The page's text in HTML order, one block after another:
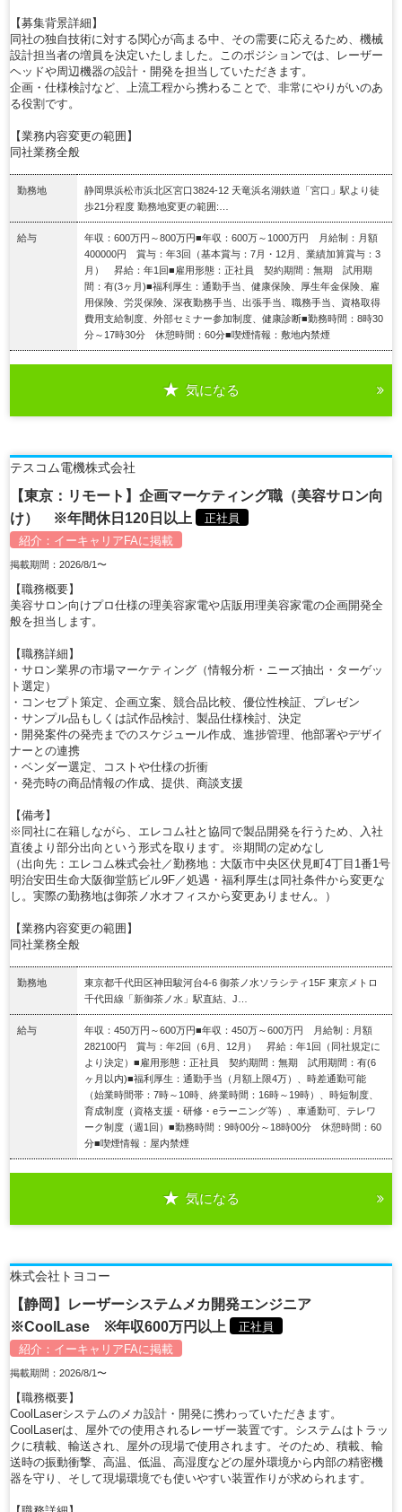
【募集背景詳細】
同社の独自技術に対する関心が高まる中、その需要に応えるため、機械
設計担当者の増員を決定いたしました。このポジションでは、レーザー
ヘッドや周辺機器の設計・開発を担当していただきます。
企画・仕様検討など、上流工程から携わることで、非常にやりがいのあ
る役割です。
【業務内容変更の範囲】
同社業務全般
勤務地
静岡県浜松市浜北区宮口3824-12 天竜浜名湖鉄道「宮口」駅より徒
歩21分程度 勤務地変更の範囲:…
給与
年収：600万円～800万円■年収：600万～1000万円 月給制：月額
400000円 賞与：年3回（基本賞与：7月・12月、業績加算賞与：3
月） 昇給：年1回■雇用形態：正社員 契約期間：無期 試用期
間：有(3ヶ月)■福利厚生：通勤手当、健康保険、厚生年金保険、雇
用保険、労災保険、深夜勤務手当、出張手当、職務手当、資格取得
費用支給制度、外部セミナー参加制度、健康診断■勤務時間：8時30
分～17時30分 休憩時間：60分■喫煙情報：敷地内禁煙
気になる
テスコム電機株式会社
【東京：リモート】企画マーケティング職（美容サロン向
け） ※年間休日120日以上
正社員
紹介： イーキャリアFAに掲載
掲載期間：2026/8/1〜
【職務概要】
美容サロン向けプロ仕様の理美容家電や店販用理美容家電の企画開発全
般を担当します。
【職務詳細】
・サロン業界の市場マーケティング（情報分析・ニーズ抽出・ターゲッ
ト選定）
・コンセプト策定、企画立案、競合品比較、優位性検証、プレゼン
・サンプル品もしくは試作品検討、製品仕様検討、決定
・開発案件の発売までのスケジュール作成、進捗管理、他部署やデザイ
ナーとの連携
・ベンダー選定、コストや仕様の折衝
・発売時の商品情報の作成、提供、商談支援
【備考】
※同社に在籍しながら、エレコム社と協同で製品開発を行うため、入社
直後より部分出向という形式を取ります。※期間の定めなし
（出向先：エレコム株式会社／勤務地：大阪市中央区伏見町4丁目1番1号
明治安田生命大阪御堂筋ビル9F／処遇・福利厚生は同社条件から変更な
し。実際の勤務地は御茶ノ水オフィスから変更ありません。）
【業務内容変更の範囲】
同社業務全般
勤務地
東京都千代田区神田駿河台4-6 御茶ノ水ソラシティ15F 東京メトロ
千代田線「新御茶ノ水」駅直結、J…
給与
年収：450万円～600万円■年収：450万～600万円 月給制：月額
282100円 賞与：年2回（6月、12月） 昇給：年1回（同社規定に
より決定）■雇用形態：正社員 契約期間：無期 試用期間：有(6
ヶ月以内)■福利厚生：通勤手当（月額上限4万）、時差通勤可能
（始業時間帯：7時～10時、終業時間：16時～19時）、時短制度、
育成制度（資格支援・研修・eラーニング等）、車通勤可、テレワ
ーク制度（週1回）■勤務時間：9時00分～18時00分 休憩時間：60
分■喫煙情報：屋内禁煙
気になる
株式会社トヨコー
【静岡】レーザーシステムメカ開発エンジニア
※CoolLase ※年収600万円以上
正社員
紹介： イーキャリアFAに掲載
掲載期間：2026/8/1〜
【職務概要】
CoolLaserシステムのメカ設計・開発に携わっていただきます。
CoolLaserは、屋外での使用されるレーザー装置です。システムはトラッ
クに積載、輸送され、屋外の現場で使用されます。そのため、積載、輸
送時の振動衝撃、高温、低温、高湿度などの屋外環境から内部の精密機
器を守り、そして現場環境でも使いやすい装置作りが求められます。